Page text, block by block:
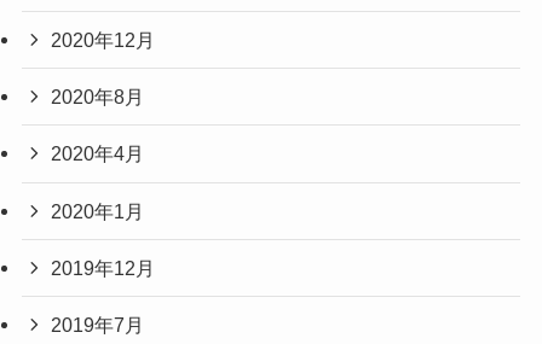
2020年12月
2020年8月
2020年4月
2020年1月
2019年12月
2019年7月